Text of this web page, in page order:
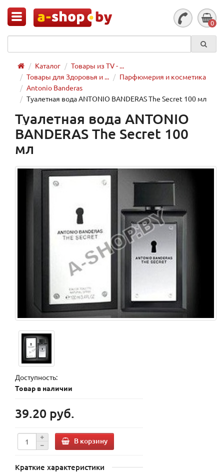
0
Каталог
Товары из TV - ...
Товары для Здоровья и ...
Парфюмерия и косметика
Antonio Banderas
Туалетная вода ANTONIO BANDERAS The Secret 100 мл
Туалетная вода ANTONIO
BANDERAS The Secret 100
мл
Доступность:
Товар в наличии
39.20 руб.
В корзину
Краткие характеристики